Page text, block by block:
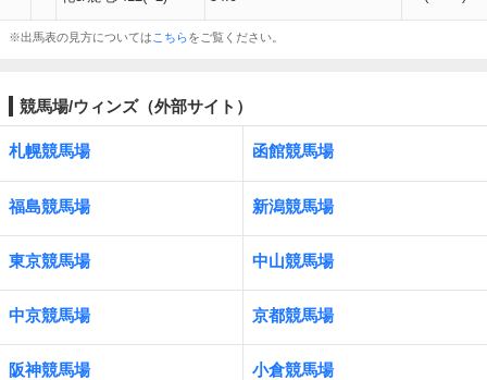
※出馬表の見方については こちらをご覧ください。
競馬場/ウィンズ（外部サイト）
札幌競馬場 函館競馬場
福島競馬場 新潟競馬場
東京競馬場 中山競馬場
中京競馬場 京都競馬場
阪神競馬場 小倉競馬場